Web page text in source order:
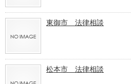
東御市 法律相談
松本市 法律相談